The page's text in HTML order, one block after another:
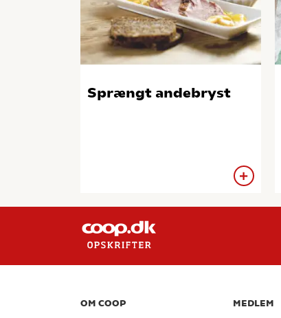
Sprængt andebryst
OM COOP MEDLEM